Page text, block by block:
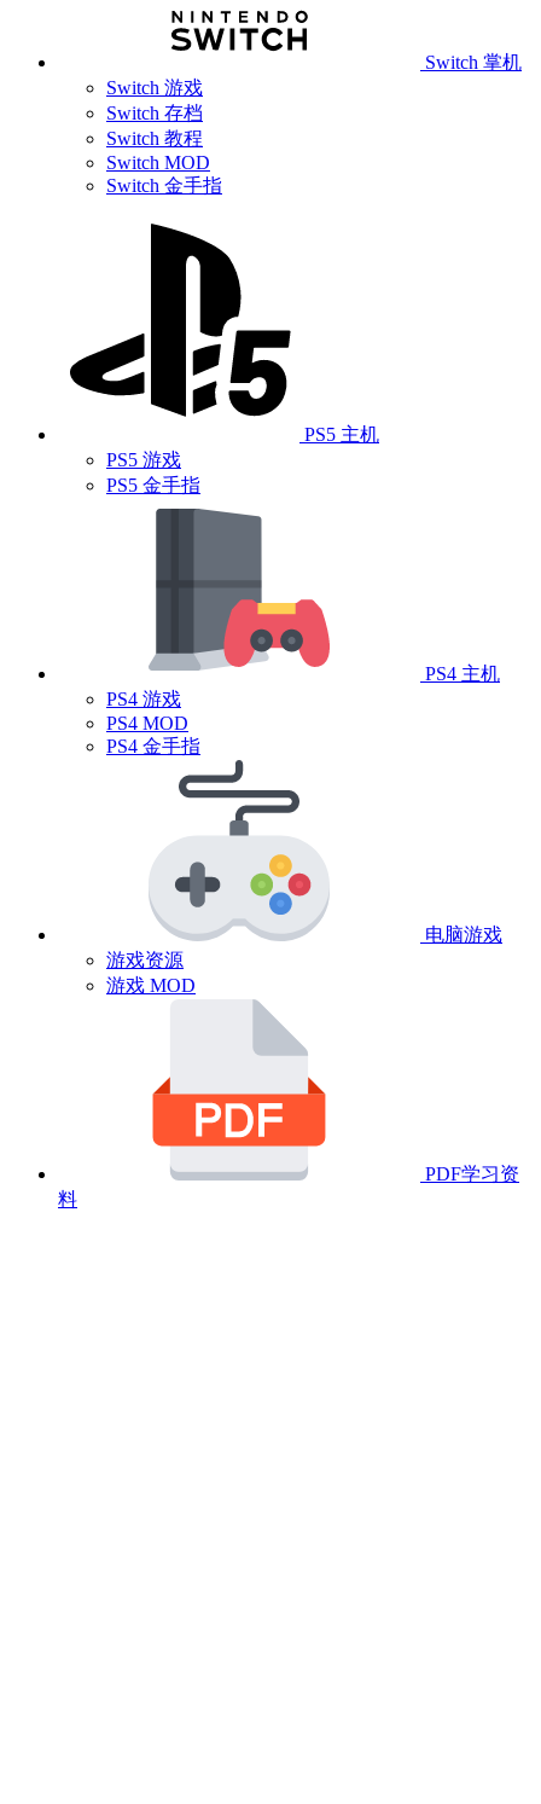
Switch 掌机
Switch 游戏
Switch 存档
Switch 教程
Switch MOD
Switch 金手指
PS5 主机
PS5 游戏
PS5 金手指
PS4 主机
PS4 游戏
PS4 MOD
PS4 金手指
电脑游戏
游戏资源
游戏 MOD
PDF学习资
料